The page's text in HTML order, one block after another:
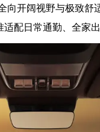
开阔视野与极致舒
配日常通勤、全家